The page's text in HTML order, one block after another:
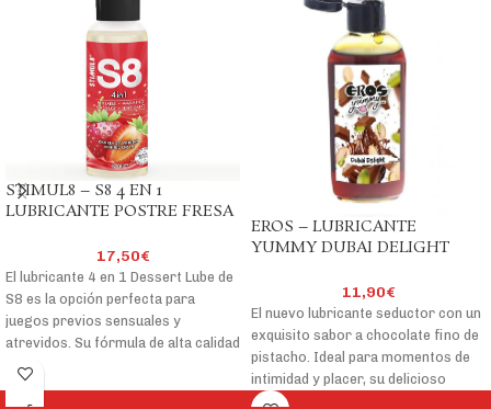
STIMUL8 – S8 4 EN 1
LUBRICANTE POSTRE FRESA
17,50€
El lubricante 4 en 1 Dessert Lube de
S8 es la opción perfecta para
juegos previos sensuales y
atrevidos. Su fórmula de alta calidad
está hecha con ingredientes
seguros para el cuerpo. ¡Esto
EROS – LUBRICANTE
YUMMY DUBAI DELIGHT
11,90€
El nuevo lubricante seductor con un
exquisito sabor a chocolate fino de
pistacho. Ideal para momentos de
intimidad y placer, su delicioso
gusto te dejará con ganas de más.